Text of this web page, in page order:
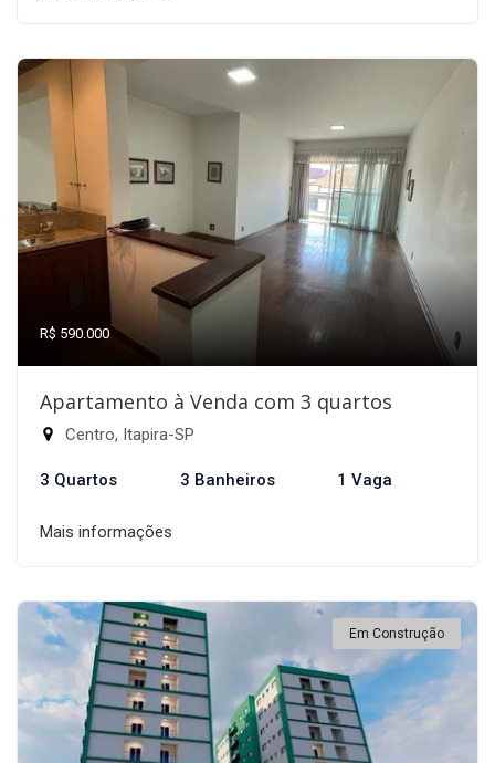
R$ 590.000
Apartamento à Venda com 3 quartos
Centro, Itapira-SP
3 Quartos 3 Banheiros 1 Vaga
Mais informações
Em Construção